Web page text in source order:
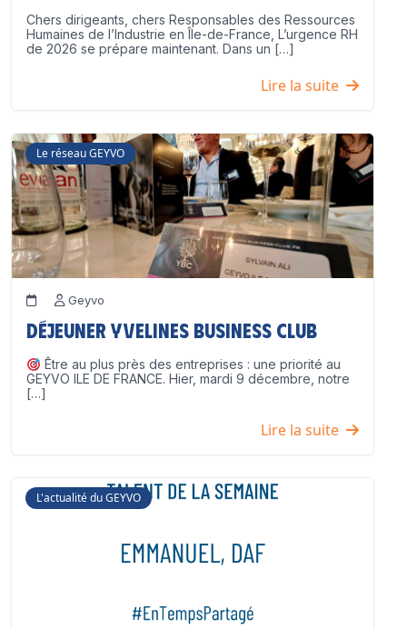
Chers dirigeants, chers Responsables des Ressources
Humaines de l’Industrie en Île-de-France, L’urgence RH
de 2026 se prépare maintenant. Dans un […]
Lire la suite
Le réseau GEYVO
Geyvo
Déjeuner Yvelines Business Club
Être au plus près des entreprises : une priorité au
GEYVO ILE DE FRANCE. Hier, mardi 9 décembre, notre
[…]
Lire la suite
L'actualité du GEYVO